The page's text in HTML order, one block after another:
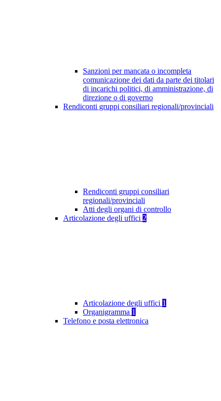
Sanzioni per mancata o incompleta
comunicazione dei dati da parte dei titolari
di incarichi politici, di amministrazione, di
direzione o di governo
Rendiconti gruppi consiliari regionali/provinciali
Rendiconti gruppi consiliari
regionali/provinciali
Atti degli organi di controllo
Articolazione degli uffici 2
Articolazione degli uffici 1
Organigramma 1
Telefono e posta elettronica